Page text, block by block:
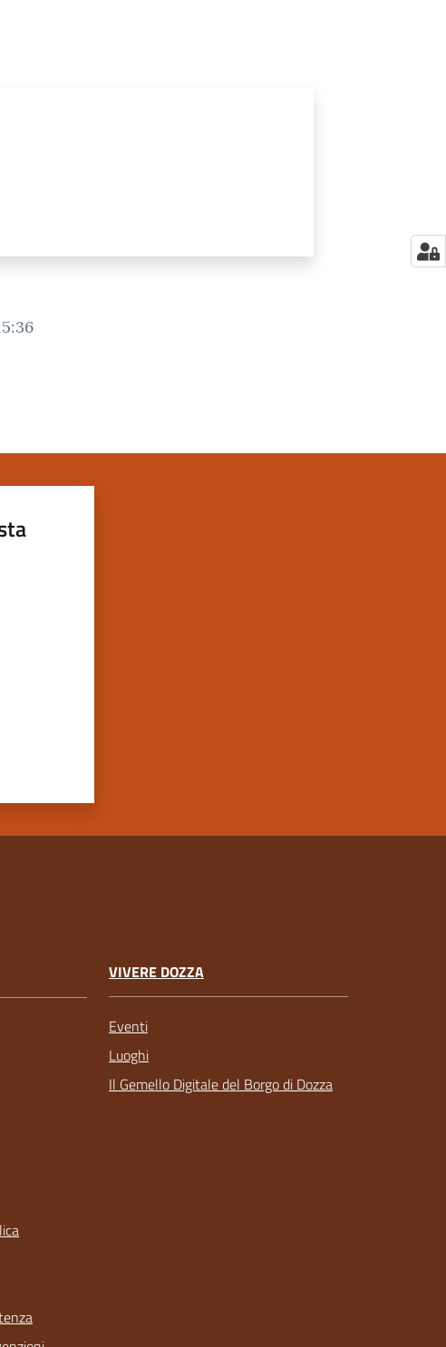
VIVERE DOZZA
Eventi
Luoghi
Il Gemello Digitale del Borgo di Dozza